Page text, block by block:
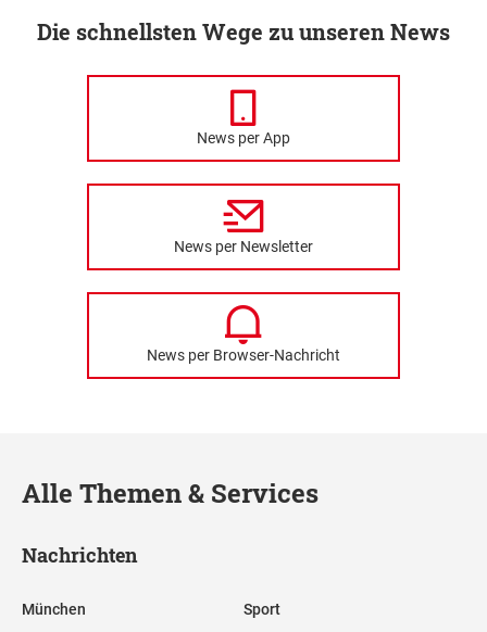
Die schnellsten Wege zu unseren News
News per App
News per Newsletter
News per Browser-Nachricht
Alle Themen & Services
Nachrichten
München Sport